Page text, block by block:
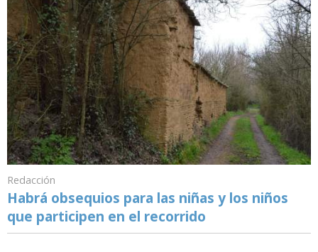
Redacción
Habrá obsequios para las niñas y los niños
que participen en el recorrido